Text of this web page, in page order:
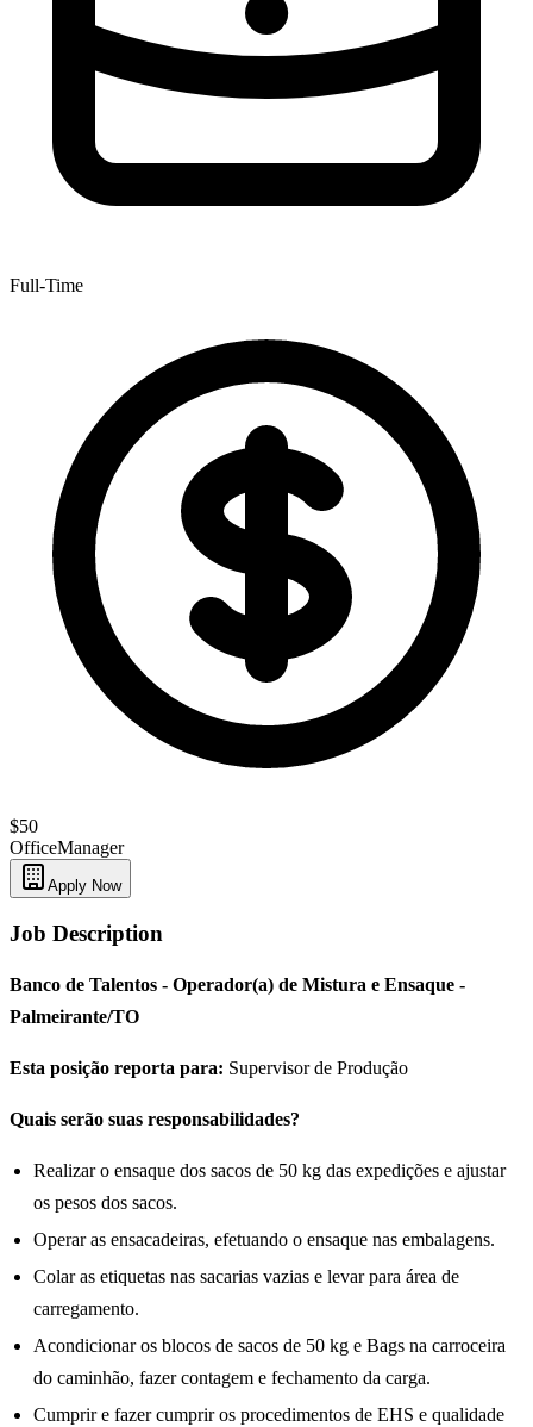
Full-Time
$50
OfficeManager
Apply Now
Job Description
Banco de Talentos - Operador(a) de Mistura e Ensaque -
Palmeirante/TO
Esta posição reporta para: Supervisor de Produção
Quais serão suas responsabilidades?
Realizar o ensaque dos sacos de 50 kg das expedições e ajustar
os pesos dos sacos.
Operar as ensacadeiras, efetuando o ensaque nas embalagens.
Colar as etiquetas nas sacarias vazias e levar para área de
carregamento.
Acondicionar os blocos de sacos de 50 kg e Bags na carroceira
do caminhão, fazer contagem e fechamento da carga.
Cumprir e fazer cumprir os procedimentos de EHS e qualidade